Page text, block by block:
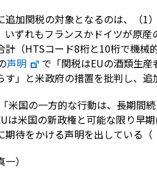
追加関税の対象となるのは、（1
いずれもフランスかドイツが原
計（HTSコード8桁と10桁で機械
声明
で「関税はEUの酒類生
す」と米政府の措置を批判し、追
米国の一方的な行動は、長期間
は米国の新政権と可能な限り早
期待をかける声明を出している
一）